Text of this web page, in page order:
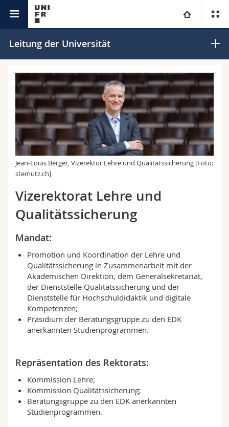
Universität
Campus
Forschung
Universität
Weiterbildung
Fakultäten
Theologische Fak.
Rechtswissenschaftliche Fak.
Wirtschafts- und Sozialwissenschaftliche Fak.
Fak. für Erziehungs- und Bildungswissenschaften
Math.-Nat. und Med. Fak.
Interfakultär
Informationen für
Studieninteressierte
Studierende
Forschende
Mitarbeitende
Doktorierende
Ressourcen
Personenverzeichnis
Bibliotheken
Webmail
Vorlesungsverzeichnis
MyUnifr
Leitung der Universität
Jean-Louis Berger, Vizerektor Lehre und Qualitätssicherung [Foto:
stemutz.ch]
Vizerektorat Lehre und
Qualitätssicherung
Mandat:
Promotion und Koordination der Lehre und
Qualitätssicherung in Zusammenarbeit mit der
Akademischen Direktion, dem Generalsekretariat,
der Dienststelle Qualitätssicherung und der
Dienststelle für Hochschuldidaktik und digitale
Kompetenzen;
Präsidium der Beratungsgruppe zu den EDK
anerkannten Studienprogrammen.
Repräsentation des Rektorats:
Kommission Lehre;
Kommission Qualitätssicherung;
Beratungsgruppe zu den EDK anerkannten
Studienprogrammen.